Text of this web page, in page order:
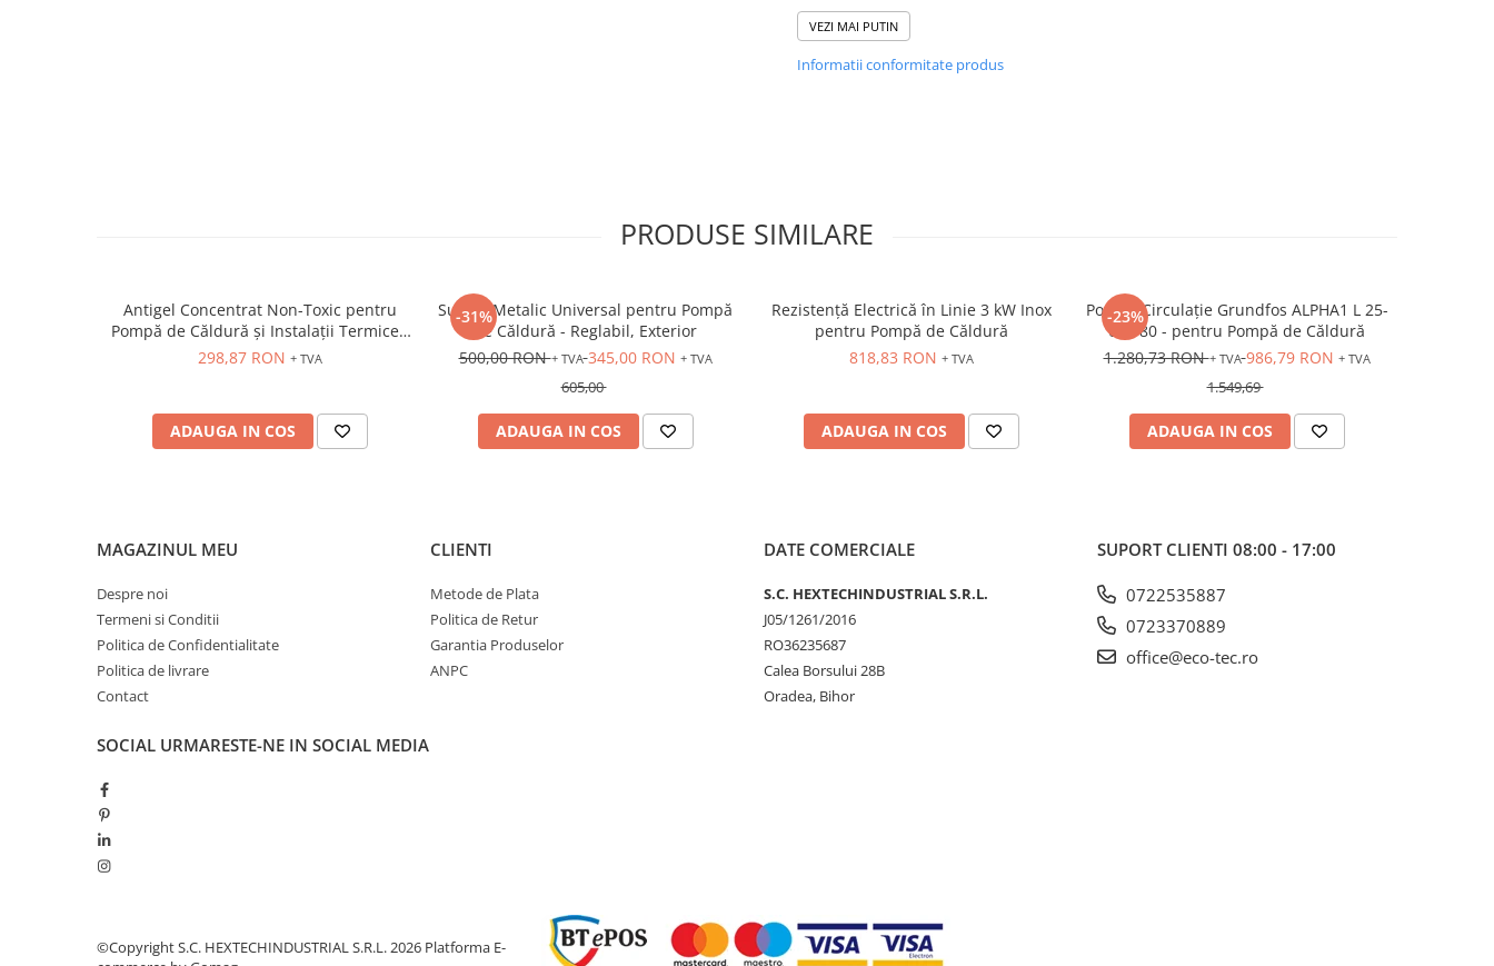
VEZI MAI PUTIN
Informatii conformitate produs
PRODUSE SIMILARE
Antigel Concentrat Non-Toxic pentru
Pompă de Căldură și Instalații Termice -
TS100
298,87 RON + TVA
ADAUGA IN COS
-31%
Suport Metalic Universal pentru Pompă
de Căldură - Reglabil, Exterior
500,00 RON+ TVA 345,00 RON + TVA
605,00
ADAUGA IN COS
Rezistență Electrică în Linie 3 kW Inox
pentru Pompă de Căldură
818,83 RON + TVA
ADAUGA IN COS
-23%
Pompă Circulație Grundfos ALPHA1 L 25-
60 180 - pentru Pompă de Căldură
1.280,73 RON+ TVA 986,79 RON + TVA
1.549,69
ADAUGA IN COS
MAGAZINUL MEU
Despre noi
Termeni si Conditii
Politica de Confidentialitate
Politica de livrare
Contact
CLIENTI
Metode de Plata
Politica de Retur
Garantia Produselor
ANPC
DATE COMERCIALE
S.C. HEXTECHINDUSTRIAL S.R.L.
J05/1261/2016
RO36235687
Calea Borsului 28B
Oradea, Bihor
SUPORT CLIENTI 08:00 - 17:00
0722535887
0723370889
office@eco-tec.ro
SOCIAL URMARESTE-NE IN SOCIAL MEDIA
©Copyright S.C. HEXTECHINDUSTRIAL S.R.L. 2026 Platforma E-